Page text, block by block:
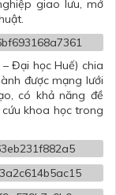
giao lưu, mở
Đại học Huế) chia
được mạng lưới
có khả năng đề
khoa học trong